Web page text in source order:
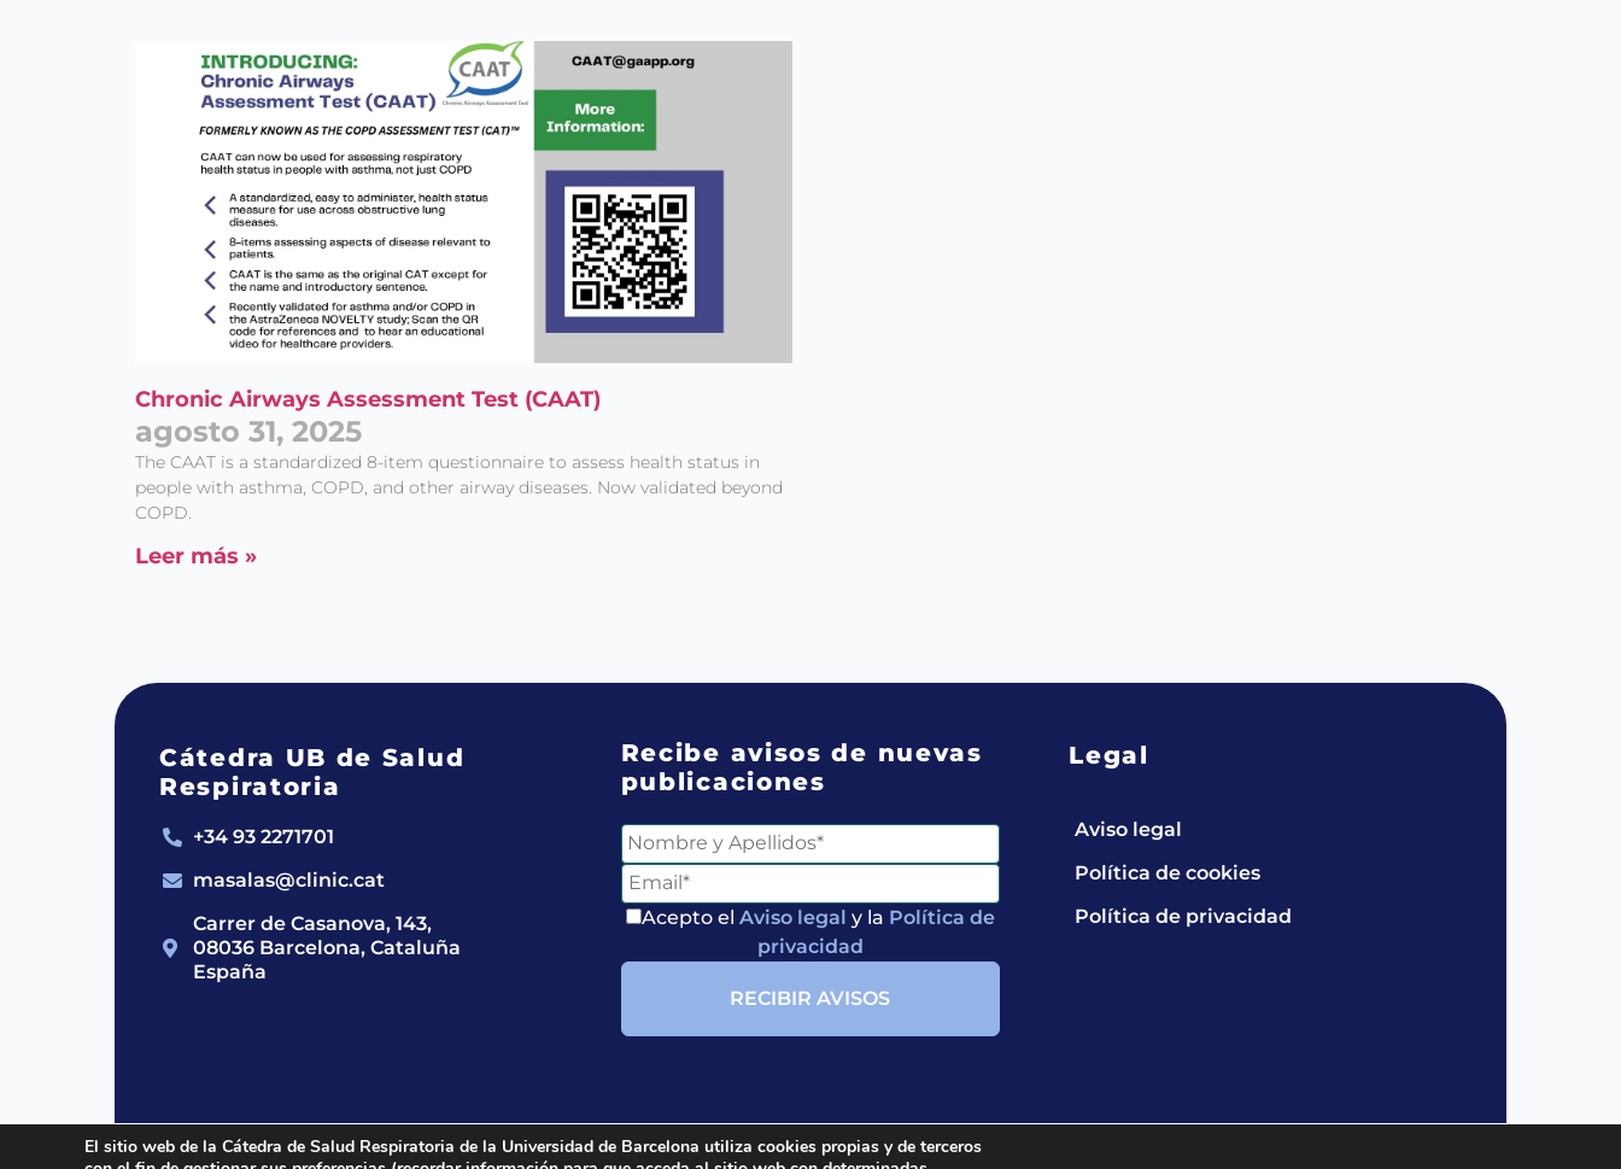
Chronic Airways Assessment Test (CAAT)
agosto 31, 2025
The CAAT is a standardized 8-item questionnaire to assess health status in
people with asthma, COPD, and other airway diseases. Now validated beyond
COPD.
Leer más »
Cátedra UB de Salud
Respiratoria
+34 93 2271701
masalas@clinic.cat
Carrer de Casanova, 143,
08036 Barcelona, Cataluña
España
Recibe avisos de nuevas
publicaciones
Acepto el Aviso legal y la Política de
privacidad
Legal
Aviso legal
Política de cookies
Política de privacidad
El sitio web de la Cátedra de Salud Respiratoria de la Universidad de Barcelona utiliza cookies propias y de terceros